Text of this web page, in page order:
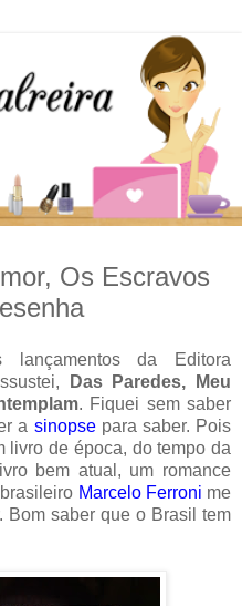
Os Escravos
da Editora
Das Paredes, Meu
. Fiquei sem saber
a sinopsepara saber. Pois
livro de época, do tempo da
bem atual, um romance
Marcelo Ferroni me
Bom saber que o Brasil tem